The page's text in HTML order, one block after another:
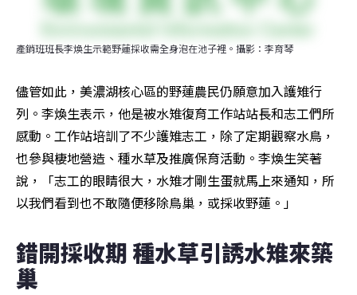
產銷班班長李煥生示範野蓮採收需全身泡在池子裡。攝影：李育琴
儘管如此，美濃湖核心區的野蓮農民仍願意加入護雉行
列。李煥生表示，他是被水雉復育工作站站長和志工們所
感動。工作站培訓了不少護雉志工，除了定期觀察水鳥，
也參與棲地營造、種水草及推廣保育活動。李煥生笑著
說，「志工的眼睛很大，水雉才剛生蛋就馬上來通知，所
以我們看到也不敢隨便移除鳥巢，或採收野蓮。」
錯開採收期 種水草引誘水雉來築
巢